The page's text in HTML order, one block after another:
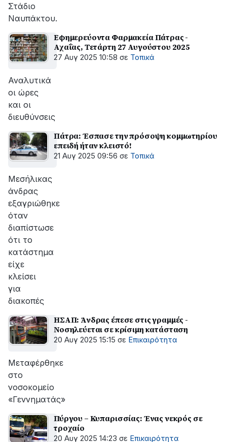
Στάδιο
Ναυπάκτου.
Εφημερεύοντα Φαρμακεία Πάτρας -
Αχαΐας, Τετάρτη 27 Αυγούστου 2025
27 Αυγ 2025 10:58 σε Τοπικά
Αναλυτικά
οι ώρες
και οι
διευθύνσεις
Πάτρα: Έσπασε την πρόσοψη κομμωτηρίου
επειδή ήταν κλειστό!
21 Αυγ 2025 09:56 σε Τοπικά
Μεσήλικας
άνδρας
εξαγριώθηκε
όταν
διαπίστωσε
ότι το
κατάστημα
είχε
κλείσει
για
διακοπές
ΗΣΑΠ: Άνδρας έπεσε στις γραμμές -
Νοσηλεύεται σε κρίσιμη κατάσταση
20 Αυγ 2025 15:15 σε Επικαιρότητα
Μεταφέρθηκε
στο
νοσοκομείο
«Γεννηματάς»
Πύργου – Κυπαρισσίας: Ένας νεκρός σε
τροχαίο
20 Αυγ 2025 14:23 σε Επικαιρότητα